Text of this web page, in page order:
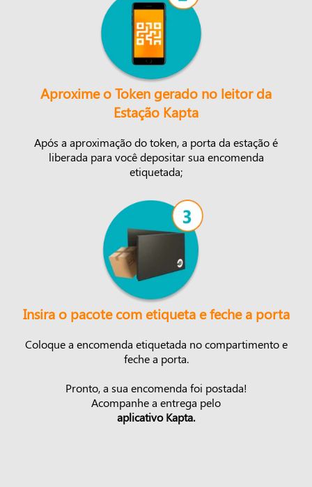
Aproxime o Token gerado no leitor da
Estação Kapta
Após a aproximação do token, a porta da estação é
liberada para você depositar sua encomenda
etiquetada;
Insira o pacote com etiqueta e feche a porta
Coloque a encomenda etiquetada no compartimento e
feche a porta.
Pronto, a sua encomenda foi postada!
Acompanhe a entrega pelo
aplicativo Kapta.